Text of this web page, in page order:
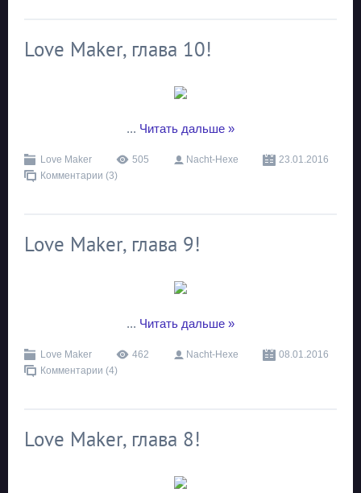
Love Maker, глава 10!
... Читать дальше »
Love Maker 505 Nacht-Hexe
23.01.2016
Комментарии (3)
Love Maker, глава 9!
... Читать дальше »
Love Maker 462 Nacht-Hexe
08.01.2016
Комментарии (4)
Love Maker, глава 8!